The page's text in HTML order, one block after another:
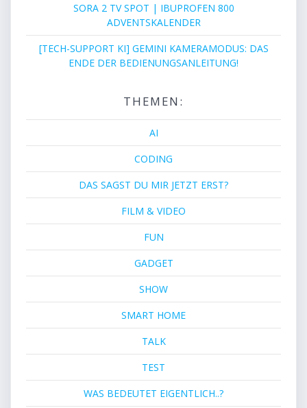
SORA 2 TV SPOT | IBUPROFEN 800
ADVENTSKALENDER
[TECH-SUPPORT KI] GEMINI KAMERAMODUS: DAS
ENDE DER BEDIENUNGSANLEITUNG!
THEMEN:
AI
CODING
DAS SAGST DU MIR JETZT ERST?
FILM & VIDEO
FUN
GADGET
SHOW
SMART HOME
TALK
TEST
WAS BEDEUTET EIGENTLICH..?